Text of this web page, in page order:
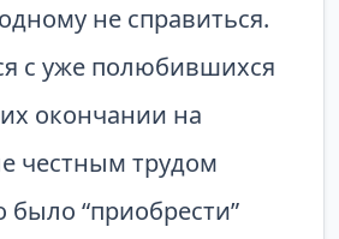
не справиться.
с уже полюбившихся
окончании на
честным трудом
“приобрести”